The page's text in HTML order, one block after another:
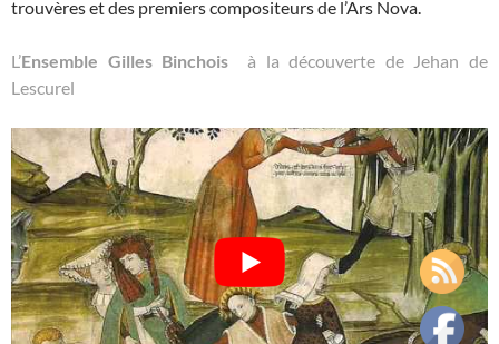
trouvères et des premiers compositeurs de l’Ars Nova.
L’Ensemble Gilles Binchois
à la découverte de Jehan de
Lescurel